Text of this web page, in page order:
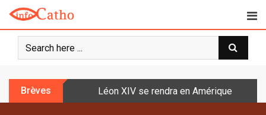
o
Brèves Léon XIV se rendra en Amérique latine à